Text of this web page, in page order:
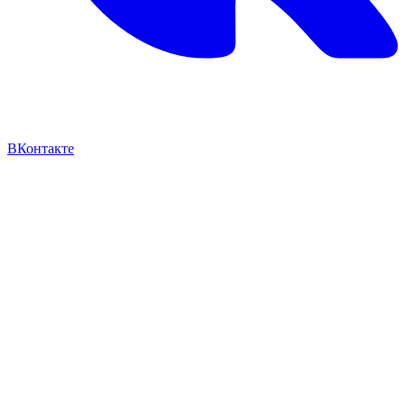
ВКонтакте